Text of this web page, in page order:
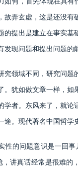
故弄玄虚，这是还没
的提出是建立在事实
发现问题和提出问题的
领域不同，研究问题
。犹如做文章一样，
学者。东风来了，就
。现代著名中国哲学
的问题意识是一回事
，讲真话经常是很难